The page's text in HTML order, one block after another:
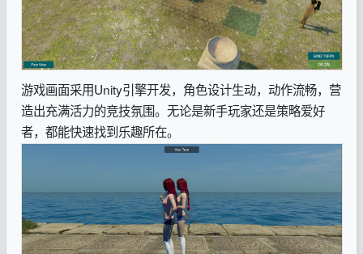
游戏画面采用Unity引擎开发，角色设计生动，动作流畅，营
造出充满活力的竞技氛围。无论是新手玩家还是策略爱好
者，都能快速找到乐趣所在。